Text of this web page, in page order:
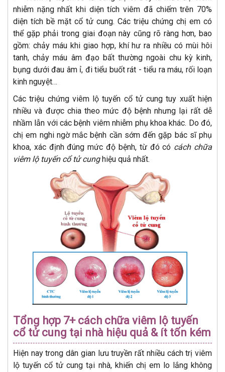
nhiễm nặng nhất khi diện tích viêm đã chiếm trên 70%
diện tích bề mặt cổ tử cung. Các triệu chứng chị em có
thể gặp phải trong giai đoạn này cũng rõ ràng hơn, bao
gồm: chảy máu khi giao hợp, khí hư ra nhiều có mùi hôi
tanh, chảy máu âm đạo bất thường ngoài chu kỳ kinh,
bụng dưới đau âm ỉ, đi tiểu buốt rát - tiểu ra máu, rối loạn
kinh nguyệt…
Các triệu chứng viêm lộ tuyến cổ tử cung tuy xuất hiện
nhiều và được chia theo mức độ bệnh nhưng lại rất dễ
nhầm lẫn với các bệnh viêm nhiễm phụ khoa khác. Do đó,
chị em nghi ngờ mắc bệnh cần sớm đến gặp bác sĩ phụ
khoa, xác định đúng mức độ bệnh, từ đó có cách chữa
viêm lộ tuyến cổ tử cunghiệu quả nhất.
Tổng hợp 7+ cách chữa viêm lộ tuyến
cổ tử cung tại nhà hiệu quả & ít tốn kém
Hiện nay trong dân gian lưu truyền rất nhiều cách trị viêm
lộ tuyến cổ tử cung tại nhà, khiến chị em lo lắng không